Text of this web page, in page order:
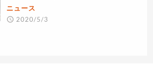
ニュース
2020/5/3